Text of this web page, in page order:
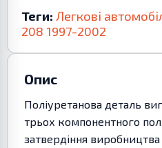
Теги: Легкові
208 1997-2002
Опис
Поліуретанова деталь
трьох компонентного
затвердіння